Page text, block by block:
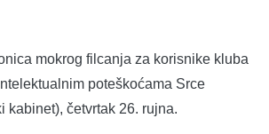
mokrog filcanja za korisnike kluba
poteškoćama Srce
kabinet), četvrtak 26. rujna.